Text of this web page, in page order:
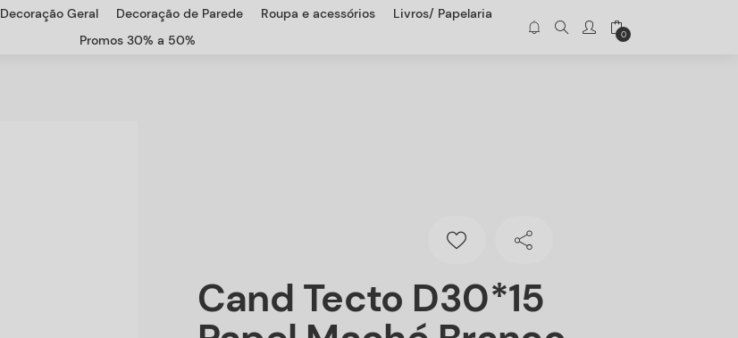
Decoração Geral Decoração de Parede Roupa e acessórios
Livros/ Papelaria
Promos 30% a 50%
0
Cand Tecto D30*15